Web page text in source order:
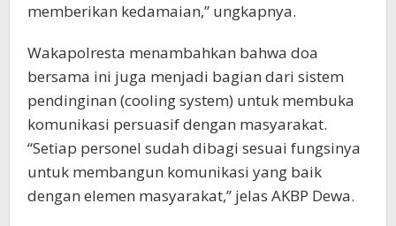
memberikan kedamaian,” ungkapnya.
Wakapolresta menambahkan bahwa doa
bersama ini juga menjadi bagian dari sistem
pendinginan (cooling system) untuk membuka
komunikasi persuasif dengan masyarakat.
“Setiap personel sudah dibagi sesuai fungsinya
untuk membangun komunikasi yang baik
dengan elemen masyarakat,” jelas AKBP Dewa.